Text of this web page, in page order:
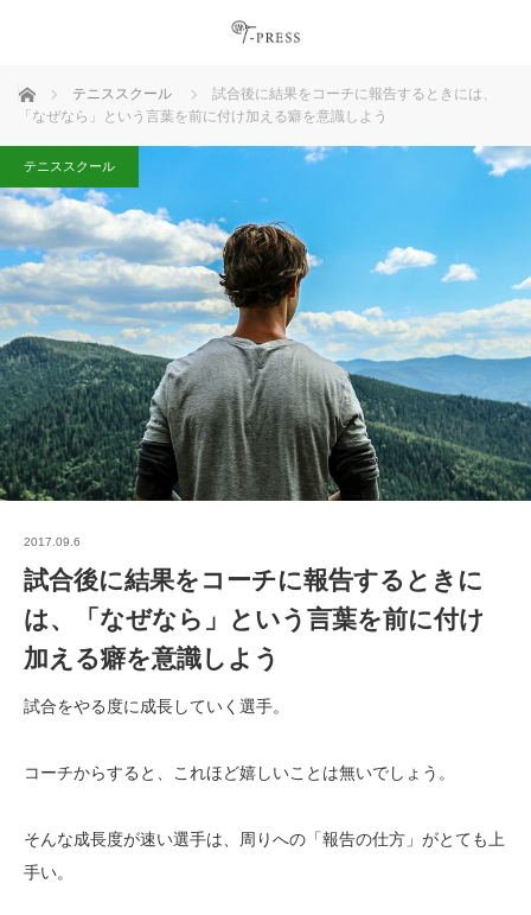
ホーム テニススクール
試合後に結果をコーチに報告するときには、
「なぜなら」という言葉を前に付け加える癖を意識しよう
テニススクール
2017.09.6
試合後に結果をコーチに報告するときに
は、「なぜなら」という言葉を前に付け
加える癖を意識しよう
試合をやる度に成長していく選手。
コーチからすると、これほど嬉しいことは無いでしょう。
そんな成長度が速い選手は、周りへの「報告の仕方」がとても上
手い。